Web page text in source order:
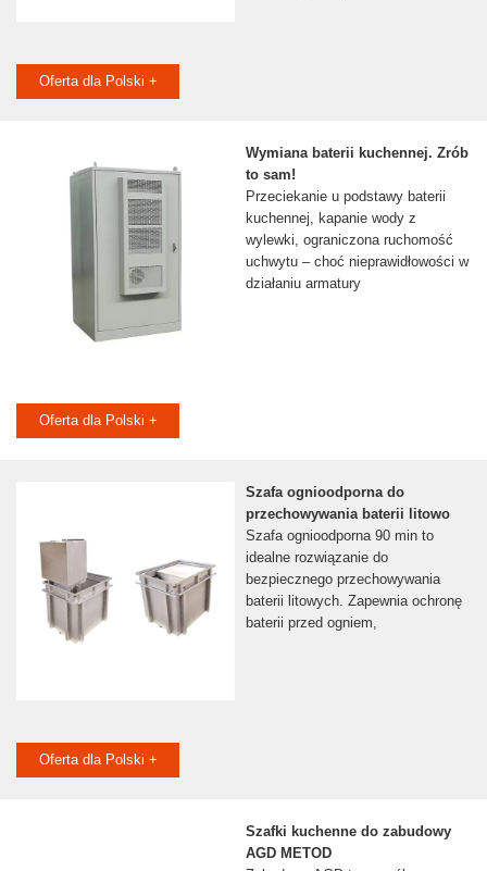
Oferta dla Polski +
Wymiana baterii kuchennej. Zrób
to sam!
Przeciekanie u podstawy baterii
kuchennej, kapanie wody z
wylewki, ograniczona ruchomość
uchwytu – choć nieprawidłowości w
działaniu armatury
Oferta dla Polski +
Szafa ognioodporna do
przechowywania baterii litowo
Szafa ognioodporna 90 min to
idealne rozwiązanie do
bezpiecznego przechowywania
baterii litowych. Zapewnia ochronę
baterii przed ogniem,
Oferta dla Polski +
Szafki kuchenne do zabudowy
AGD METOD